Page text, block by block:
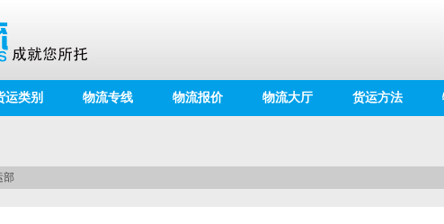
运类别 物流专线 物流报价 物流大厅 货运方法
部